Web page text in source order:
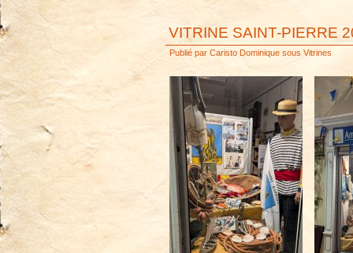
VITRINE SAINT-PIERRE
Publié par Caristo Dominique sous Vitrines